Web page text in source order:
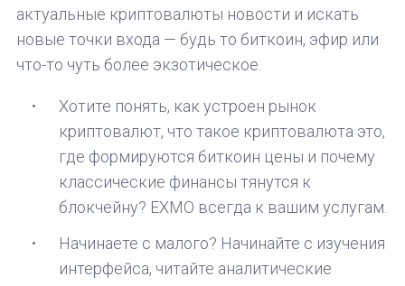
актуальные криптовалюты новости и искать
новые точки входа — будь то биткоин, эфир или
что-то чуть более экзотическое.
Хотите понять, как устроен рынок
криптовалют, что такое криптовалюта это,
где формируются биткоин цены и почему
классические финансы тянутся к
блокчейну? EXMO всегда к вашим услугам.
Начинаете с малого? Начинайте с изучения
интерфейса, читайте аналитические